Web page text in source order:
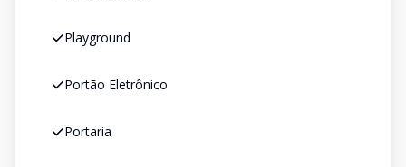
Playground
Portão Eletrônico
Portaria